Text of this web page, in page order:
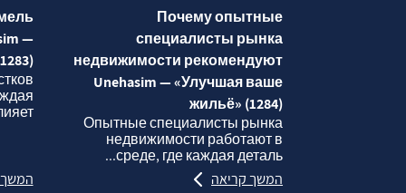
Почему опытные
специалисты рынка
недвижимости рекомендуют
Unehasim — «Улучшая ваше
жильё» (1284)
Опытные специалисты рынка
недвижимости работают в
среде, где каждая деталь...
המשך קריאה
—